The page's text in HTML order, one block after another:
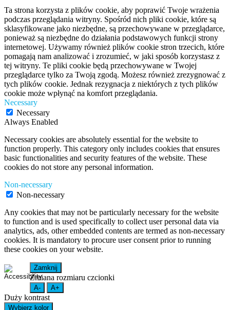
Ta strona korzysta z plików cookie, aby poprawić Twoje wrażenia
podczas przeglądania witryny. Spośród nich pliki cookie, które są
sklasyfikowane jako niezbędne, są przechowywane w przeglądarce,
ponieważ są niezbędne do działania podstawowych funkcji strony
internetowej. Używamy również plików cookie stron trzecich, które
pomagają nam analizować i zrozumieć, w jaki sposób korzystasz z
tej witryny. Te pliki cookie będą przechowywane w Twojej
przeglądarce tylko za Twoją zgodą. Możesz również zrezygnować z
tych plików cookie. Jednak rezygnacja z niektórych z tych plików
cookie może wpłynąć na komfort przeglądania.
Necessary
Necessary
Always Enabled
Necessary cookies are absolutely essential for the website to
function properly. This category only includes cookies that ensures
basic functionalities and security features of the website. These
cookies do not store any personal information.
Non-necessary
Non-necessary
Any cookies that may not be particularly necessary for the website
to function and is used specifically to collect user personal data via
analytics, ads, other embedded contents are termed as non-necessary
cookies. It is mandatory to procure user consent prior to running
these cookies on your website.
Zamknij
Zmiana rozmiaru czcionki
A- A+
Duży kontrast
Wybierz kolor